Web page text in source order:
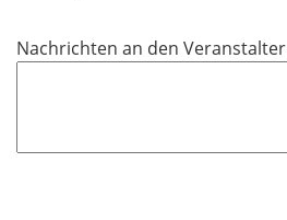
Nachrichten an den Veranstalter